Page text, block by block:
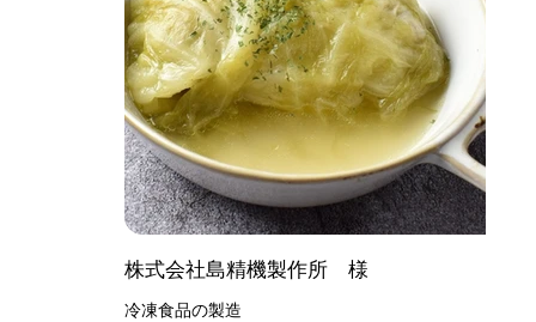
株式会社島精機製作所 様
冷凍食品の製造